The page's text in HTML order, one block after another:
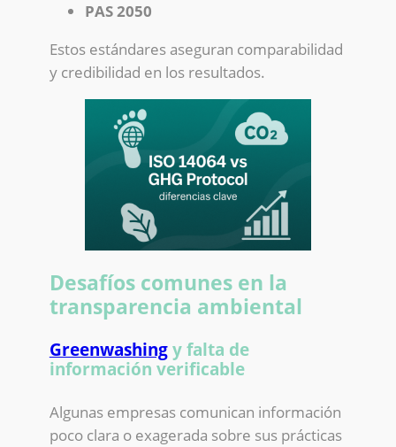
PAS 2050
Estos estándares aseguran comparabilidad
y credibilidad en los resultados.
Desafíos comunes en la
transparencia ambiental
Greenwashingy falta de
información verificable
Algunas empresas comunican información
poco clara o exagerada sobre sus prácticas